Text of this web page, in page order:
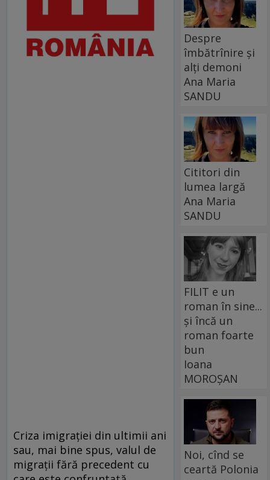
Criza imigraţiei din ultimii ani
sau, mai bine spus, valul de
migraţii fără precedent cu
Despre
îmbătrînire și
alți demoni
Ana Maria
SANDU
Cititori din
lumea largă
Ana Maria
SANDU
FILIT e un
roman în sine...
și încă un
roman foarte
bun
Ioana
MOROȘAN
Noi, cînd se
ceartă Polonia